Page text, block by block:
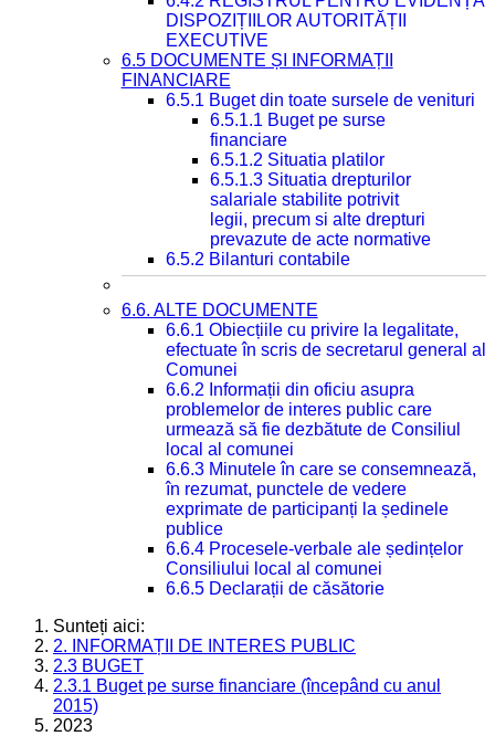
DISPOZIȚIILOR AUTORITĂȚII
EXECUTIVE
6.5 DOCUMENTE ȘI INFORMAȚII
FINANCIARE
6.5.1 Buget din toate sursele de venituri
6.5.1.1 Buget pe surse
financiare
6.5.1.2 Situatia platilor
6.5.1.3 Situatia drepturilor
salariale stabilite potrivit
legii, precum si alte drepturi
prevazute de acte normative
6.5.2 Bilanturi contabile
6.6. ALTE DOCUMENTE
6.6.1 Obiecțiile cu privire la legalitate,
efectuate în scris de secretarul general al
Comunei
6.6.2 Informații din oficiu asupra
problemelor de interes public care
urmează să fie dezbătute de Consiliul
local al comunei
6.6.3 Minutele în care se consemnează,
în rezumat, punctele de vedere
exprimate de participanți la ședinele
publice
6.6.4 Procesele-verbale ale ședințelor
Consiliului local al comunei
6.6.5 Declarații de căsătorie
Sunteți aici:
2. INFORMAȚII DE INTERES PUBLIC
2.3 BUGET
2.3.1 Buget pe surse financiare (începând cu anul
2015)
2023